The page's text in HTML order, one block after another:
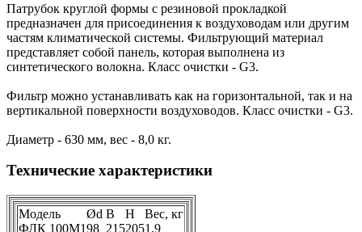
Патрубок круглой формы с резиновой прокладкой
предназначен для присоединения к воздуховодам или другим
частям климатической системы. Фильтрующий материал
представляет собой панель, которая выполнена из
синтетического волокна. Класс очистки - G3.
Фильтр можно устанавливать как на горизонтальной, так и на
вертикальной поверхности воздуховодов. Класс очистки - G3.
Диаметр - 630 мм, вес - 8,0 кг.
Технические характеристики
Модель Ød B H
Вес, кг
ФЛК 100М198 2152051,9